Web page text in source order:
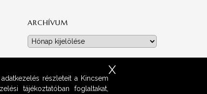
ARCHÍVUM
Archívum
részleteit a Kincsem
tájékoztatóban foglaltakat,
X